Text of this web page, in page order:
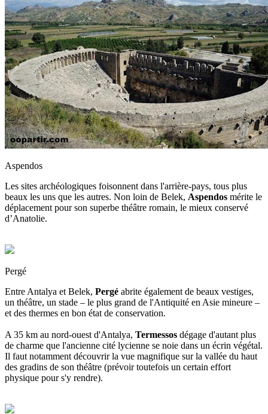
Aspendos
Les sites archéologiques foisonnent dans l'arrière-pays, tous plus
beaux les uns que les autres. Non loin de Belek, Aspendos mérite le
déplacement pour son superbe théâtre romain, le mieux conservé
d’Anatolie.
Pergé
Entre Antalya et Belek, Pergé abrite également de beaux vestiges,
un théâtre, un stade – le plus grand de l'Antiquité en Asie mineure –
et des thermes en bon état de conservation.
A 35 km au nord-ouest d'Antalya, Termessos dégage d'autant plus
de charme que l'ancienne cité lycienne se noie dans un écrin végétal.
Il faut notamment découvrir la vue magnifique sur la vallée du haut
des gradins de son théâtre (prévoir toutefois un certain effort
physique pour s'y rendre).